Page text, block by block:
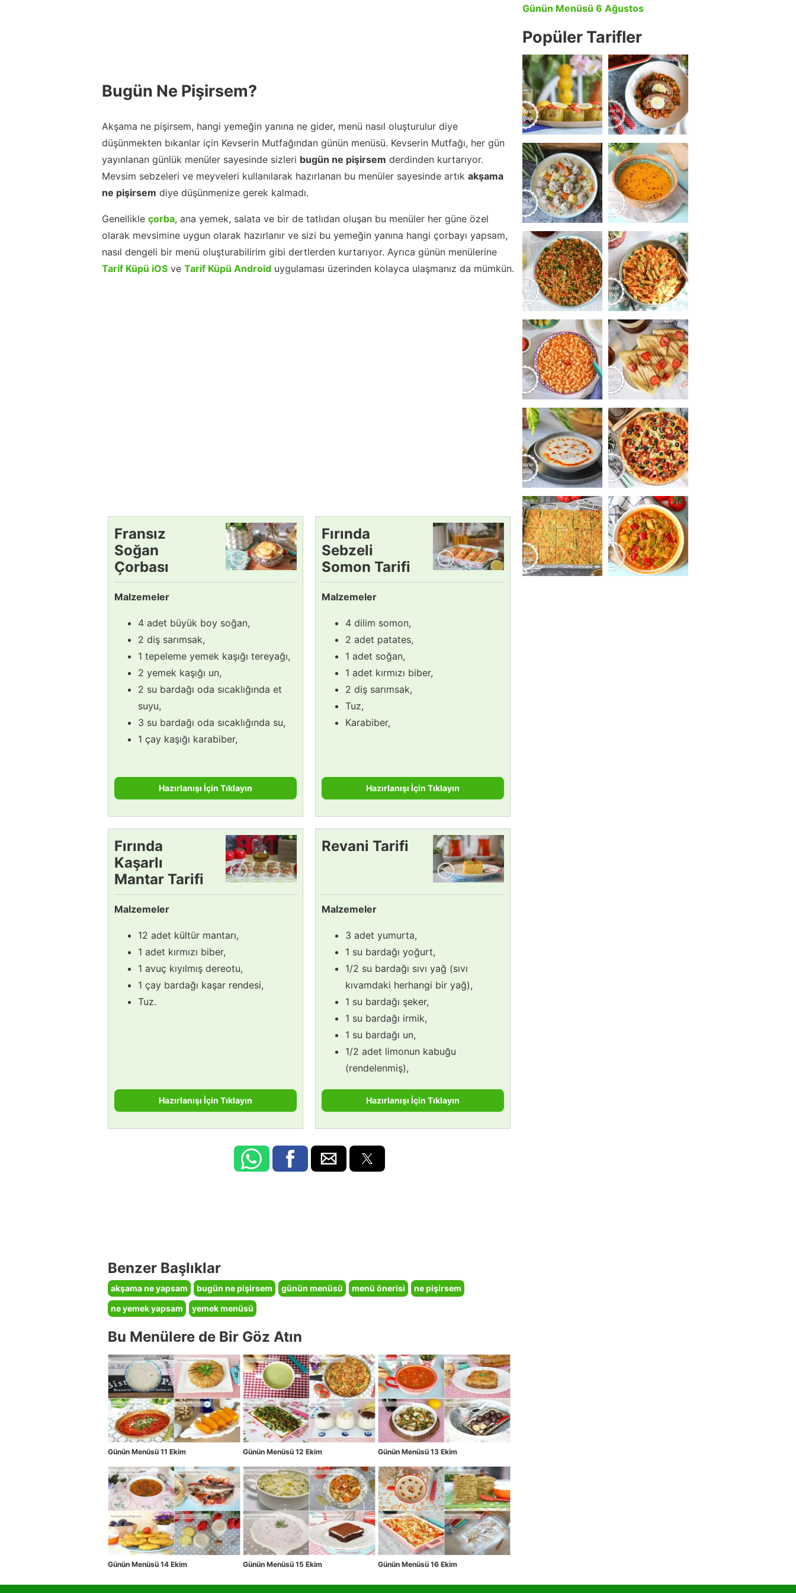
Bugün Ne Pişirsem?
Akşama ne pişirsem, hangi yemeğin yanına ne gider, menü nasıl oluşturulur diye
düşünmekten bıkanlar için Kevserin Mutfağından günün menüsü. Kevserin Mutfağı, her gün
yayınlanan günlük menüler sayesinde sizleri bugün ne pişirsem derdinden kurtarıyor.
Mevsim sebzeleri ve meyveleri kullanılarak hazırlanan bu menüler sayesinde artık akşama
ne pişirsem diye düşünmenize gerek kalmadı.
Genellikle çorba, ana yemek, salata ve bir de tatlıdan oluşan bu menüler her güne özel
olarak mevsimine uygun olarak hazırlanır ve sizi bu yemeğin yanına hangi çorbayı yapsam,
nasıl dengeli bir menü oluşturabilirim gibi dertlerden kurtarıyor. Ayrıca günün menülerine
Tarif Küpü iOS ve Tarif Küpü Android uygulaması üzerinden kolayca ulaşmanız da mümkün.
Fransız
Soğan
Çorbası
Tarifi
Malzemeler
4 adet büyük boy soğan,
2 diş sarımsak,
1 tepeleme yemek kaşığı tereyağı,
2 yemek kaşığı un,
2 su bardağı oda sıcaklığında et
suyu,
3 su bardağı oda sıcaklığında su,
1 çay kaşığı karabiber,
Hazırlanışı İçin Tıklayın
Fırında
Sebzeli
Somon Tarifi
Malzemeler
4 dilim somon,
2 adet patates,
1 adet soğan,
1 adet kırmızı biber,
2 diş sarımsak,
Tuz,
Karabiber,
Hazırlanışı İçin Tıklayın
Fırında
Kaşarlı
Mantar Tarifi
Malzemeler
12 adet kültür mantarı,
1 adet kırmızı biber,
1 avuç kıyılmış dereotu,
1 çay bardağı kaşar rendesi,
Tuz.
Hazırlanışı İçin Tıklayın
Revani Tarifi
Malzemeler
3 adet yumurta,
1 su bardağı yoğurt,
1/2 su bardağı sıvı yağ (sıvı
kıvamdaki herhangi bir yağ),
1 su bardağı şeker,
1 su bardağı irmik,
1 su bardağı un,
1/2 adet limonun kabuğu
(rendelenmiş),
Hazırlanışı İçin Tıklayın
Benzer Başlıklar
akşama ne yapsam bugün ne pişirsem günün menüsü menü önerisi
ne pişirsem
ne yemek yapsam
yemek menüsü
Bu Menülere de Bir Göz Atın
Günün Menüsü 11 Ekim Günün Menüsü 12 Ekim Günün Menüsü 13 Ekim
Günün Menüsü 14 Ekim Günün Menüsü 15 Ekim Günün Menüsü 16 Ekim
Günün Menüsü 6 Ağustos
Popüler Tarifler